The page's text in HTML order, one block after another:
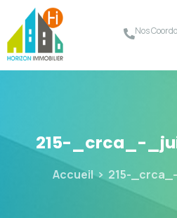
Nos
215-_crca_-
Accueil 215-